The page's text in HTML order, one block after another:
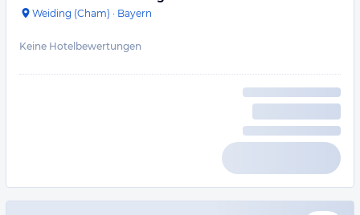
Weiding (Cham) · Bayern
Keine Hotelbewertungen